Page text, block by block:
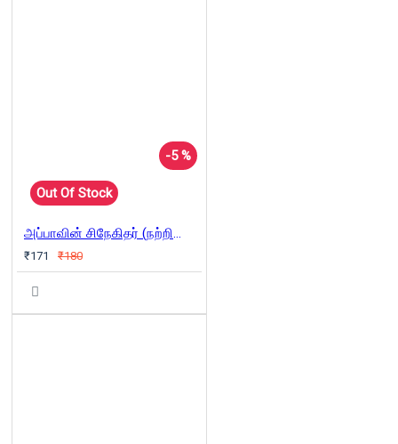
-5 %
Out Of Stock
அப்பாவின் சிநேகிதர் (நற்றிணை)
₹171 ₹180